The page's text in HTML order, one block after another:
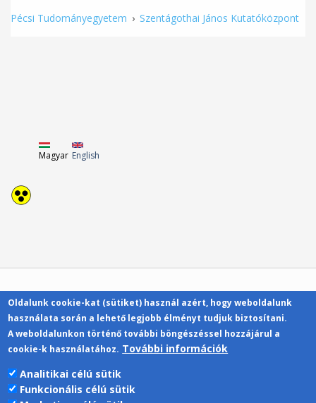
Pécsi Tudományegyetem › Szentágothai János Kutatóközpont
Magyar English
Kapcsolat
Pécsi Tudományegyetem | Kancellária |
Oldalunk cookie-kat (sütiket) használ azért, hogy weboldalunk
használata során a lehető legjobb élményt tudjuk biztosítani.
A weboldalunkon történő további böngészéssel hozzájárul a
cookie-k használatához. További információk
Analitikai célú sütik
Funkcionális célú sütik